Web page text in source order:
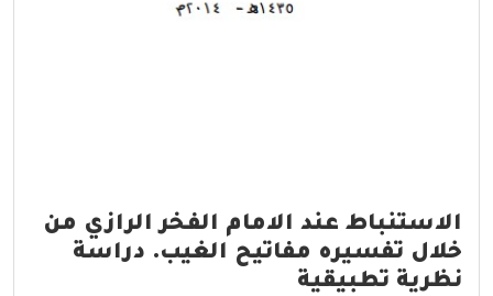
الاستنباط عند الامام الفخر الرازي من
خلال تفسيره مفاتيح الغيب. دراسة
نظرية تطبيقية